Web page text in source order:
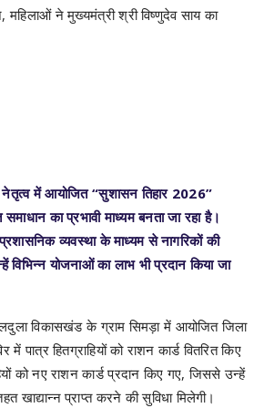
का प्रभावी माध्यम बनता जा रहा है।
प्रशासनिक व्यवस्था के माध्यम से नागरिकों की
योजनाओं का लाभ भी प्रदान किया जा
विकासखंड के ग्राम सिमड़ा में आयोजित जिला
पात्र हितग्राहियों को राशन कार्ड वितरित किए
को नए राशन कार्ड प्रदान किए गए, जिससे उन्हें
खाद्यान्न प्राप्त करने की सुविधा मिलेगी।
की अनामिका टोप्पो, मयूरचुंदी की श्रीमती
सिंह सहित अन्य हितग्राही शामिल हैं।